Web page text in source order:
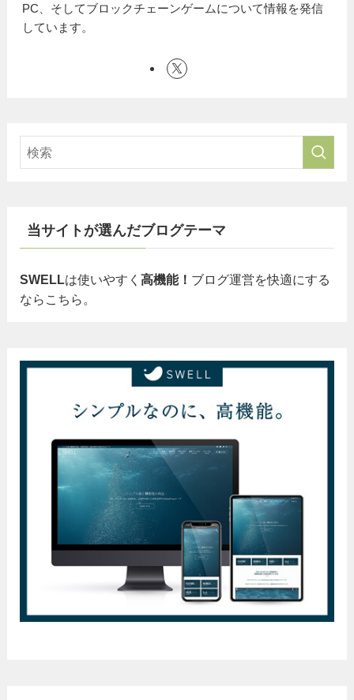
PC、そしてブロックチェーンゲームについて情報を発信
しています。
当サイトが選んだブログテーマ
SWELLは使いやすく 高機能！ ブログ運営を快適にする
ならこちら。